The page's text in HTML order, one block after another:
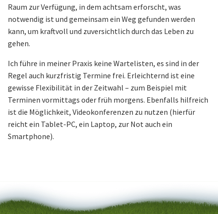
Raum zur Verfügung, in dem achtsam erforscht, was
notwendig ist und gemeinsam ein Weg gefunden werden
kann, um kraftvoll und zuversichtlich durch das Leben zu
gehen.
Ich führe in meiner Praxis keine Wartelisten, es sind in der
Regel auch kurzfristig Termine frei. Erleichternd ist eine
gewisse Flexibilität in der Zeitwahl – zum Beispiel mit
Terminen vormittags oder früh morgens. Ebenfalls hilfreich
ist die Möglichkeit, Videokonferenzen zu nutzen (hierfür
reicht ein Tablet-PC, ein Laptop, zur Not auch ein
Smartphone).